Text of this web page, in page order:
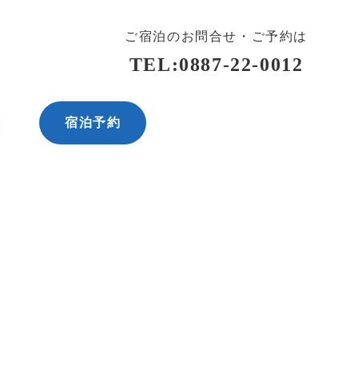
ご宿泊のお問合せ・ご予約は
TEL:0887-22-0012
宿泊予約